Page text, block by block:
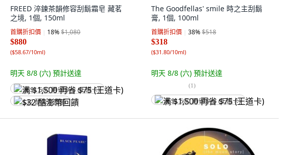
FREED 淬鍊茶韻修容刮鬍霜皂 藏茗
之境, 1個, 150ml
首購折扣價 18%$1,080
$880
($58.67/10ml)
明天 8/8 (六) 預計送達
满 $1,500 再省 $75 (王道卡)
$32 酷澎幣回饋
The Goodfellas' smile 時之主刮鬍
膏, 1個, 100ml
首購折扣價 38%$518
$318
($31.80/10ml)
明天 8/8 (六) 預計送達
(1)
满 $1,500 再省 $75 (王道卡)